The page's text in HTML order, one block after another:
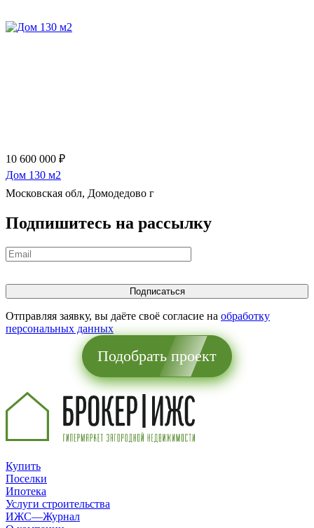
10 600 000 ₽
Дом 130 м2
Московская обл, Домодедово г
Подпишитесь на рассылку
Отправляя заявку, вы даёте своё согласие на обработку
персональных данных
Подобрать проект
Купить
Поселки
Ипотека
Услуги строительства
ИЖС—Журнал